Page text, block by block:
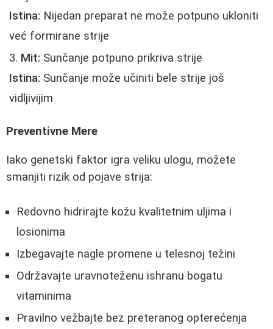
Istina: Nijedan preparat ne može potpuno ukloniti
već formirane strije
Mit: Sunčanje potpuno prikriva strije
Istina: Sunčanje može učiniti bele strije još
vidljivijim
Preventivne Mere
Iako genetski faktor igra veliku ulogu, možete
smanjiti rizik od pojave strija:
Redovno hidrirajte kožu kvalitetnim uljima i
losionima
Izbegavajte nagle promene u telesnoj težini
Održavajte uravnoteženu ishranu bogatu
vitaminima
Pravilno vežbajte bez preteranog opterećenja